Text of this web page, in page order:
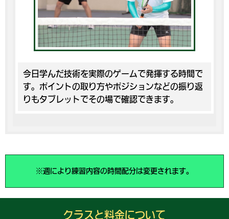
今日学んだ技術を実際のゲームで発揮する時間で
す。ポイントの取り方やポジションなどの振り返
りもタブレットでその場で確認できます。
※週により練習内容の時間配分は変更されます。
クラスと料金について